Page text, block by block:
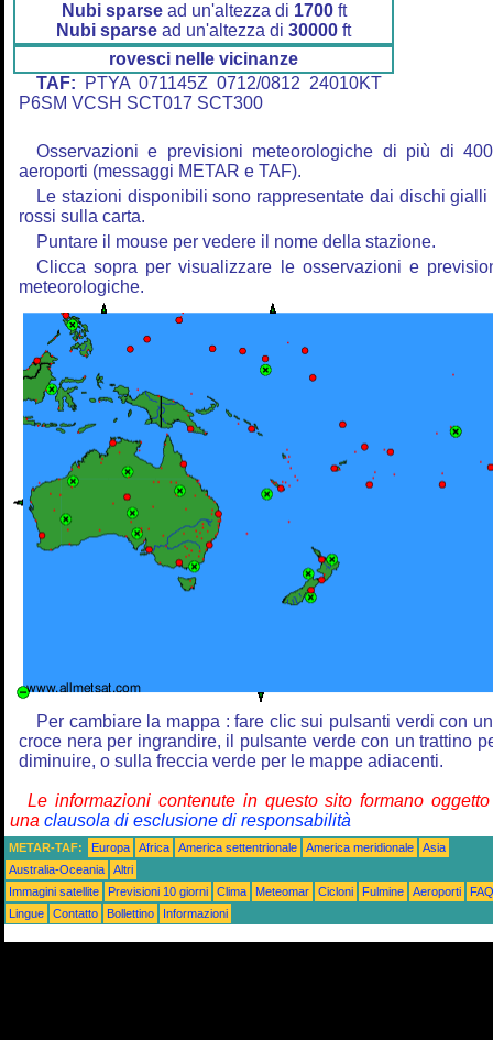
Nubi sparsead un'altezza di 1700ft
Nubi sparse ad un'altezza di 30000 ft
rovesci nelle vicinanze
TAF: PTYA 071145Z 0712/0812 24010KT
P6SM VCSH SCT017 SCT300
Osservazioni e previsioni meteorologiche di più di
aeroporti (messaggi METAR e TAF).
Le stazioni disponibili sono rappresentate dai dischi gialli
rossi sulla carta.
Puntare il mouse per vedere il nome della stazione.
Clicca sopra per visualizzare le osservazioni e
meteorologiche.
Per cambiare la mappa : fare clic sui pulsanti verdi con
croce nera per ingrandire, il pulsante verde con un trattino
diminuire, o sulla freccia verde per le mappe adiacenti.
Le informazioni contenute in questo sito formano
una clausola di esclusione di responsabilità
METAR-TAF: Europa Africa America settentrionale America meridionale
Asia
Australia-Oceania
Altri
Immagini satellite
Previsioni 10 giorni Clima Meteomar Cicloni Fulmine Aeroporti
FAQ
Lingue
Contatto Bollettino Informazioni